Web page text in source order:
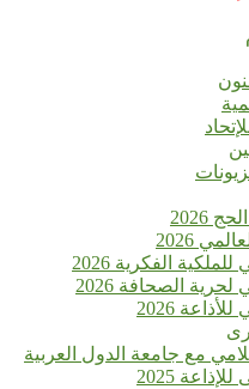
2026
2026
الفكرية 2026
لحرية الصحافة 2026
2026
مع جامعة الدول العربية
2025